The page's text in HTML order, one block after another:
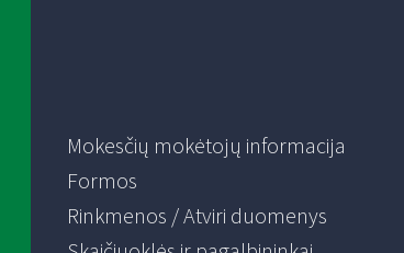
Mokesčių mokėtojų informacija
Formos
Rinkmenos / Atviri duomenys